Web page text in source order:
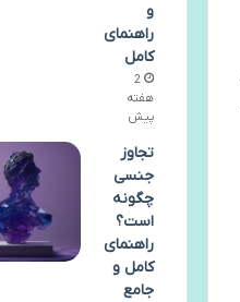
و
راهنمای
کامل
2
هفته
پیش
تجاوز
جنسی
چگونه
است؟
راهنمای
کامل و
جامع